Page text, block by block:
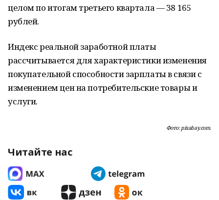
целом по итогам третьего квартала — 38 165
рублей.
Индекс реальной заработной платы
рассчитывается для характеристики изменения
покупательной способности зарплаты в связи с
изменением цен на потребительские товары и
услуги.
Фото: pixabay.com.
Читайте нас